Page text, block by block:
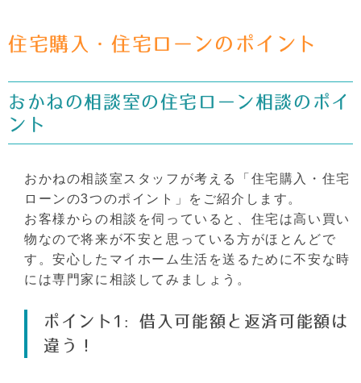
住宅購入・住宅ローンのポイント
おかねの相談室の住宅ローン相談のポイ
ント
おかねの相談室スタッフが考える「住宅購入・住宅
ローンの3つのポイント」をご紹介します。
お客様からの相談を伺っていると、住宅は高い買い
物なので将来が不安と思っている方がほとんどで
す。安心したマイホーム生活を送るために不安な時
には専門家に相談してみましょう。
ポイント1: 借入可能額と返済可能額は
違う！